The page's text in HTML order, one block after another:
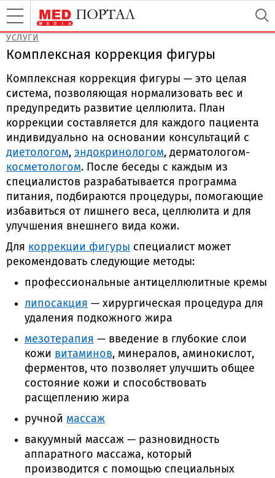
УСЛУГИ
Комплексная коррекция фигуры
Комплексная коррекция фигуры — это целая
система, позволяющая нормализовать вес и
предупредить развитие целлюлита. План
коррекции составляется для каждого пациента
индивидуально на основании консультаций с
диетологом, эндокринологом, дерматологом-
косметологом. После беседы с каждым из
специалистов разрабатывается программа
питания, подбираются процедуры, помогающие
избавиться от лишнего веса, целлюлита и для
улучшения внешнего вида кожи.
Для коррекции фигуры специалист может
рекомендовать следующие методы:
профессиональные антицеллюлитные кремы
липосакция — хирургическая процедура для
удаления подкожного жира
мезотерапия — введение в глубокие слои
кожи витаминов, минералов, аминокислот,
ферментов, что позволяет улучшить общее
состояние кожи и способствовать
расщеплению жира
ручной массаж
вакуумный массаж — разновидность
аппаратного массажа, который
производится с помощью специальных